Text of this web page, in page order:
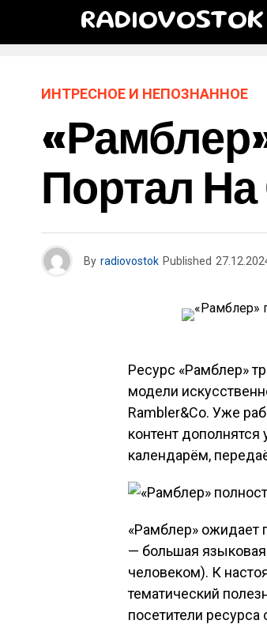
RADIOVOSTOK
ИНТРЕСНОЕ И НЕПОЗНАННОЕ
Портал
By radiovostok Published
Ресурс «Рамблер»
модели
Rambler&Co. Уже
контент
календарём,
«Рамблер» ожидает
— большая
человеком). К
тематический
посетители